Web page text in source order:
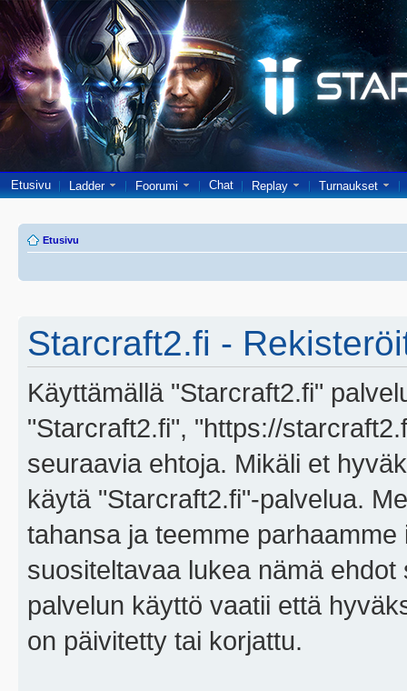
Etusivu Ladder Foorumi Chat Replay Turnaukset
Etusivu
Starcraft2.fi -
Käyttämällä "Starcraft2.fi"
"Starcraft2.fi", "https://
seuraavia ehtoja. Mikäli et
käytä "Starcraft2.fi"-palvelua.
tahansa ja teemme
suositeltavaa lukea nämä
palvelun käyttö vaatii että
on päivitetty tai korjattu.